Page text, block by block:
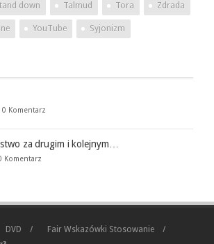
down Talmud Tora Zdrada
YouTube Syjonizm
0 Komentarz
za drugim i kolejnym…
Komentarz
DVD
Fair Wskazówki Stosowanie